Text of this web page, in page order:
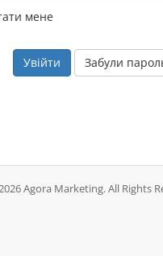
мене
Забули
Agora Marketing. All Rights